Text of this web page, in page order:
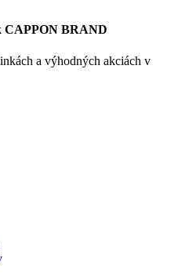
CAPPON BRAND
a výhodných akciách v